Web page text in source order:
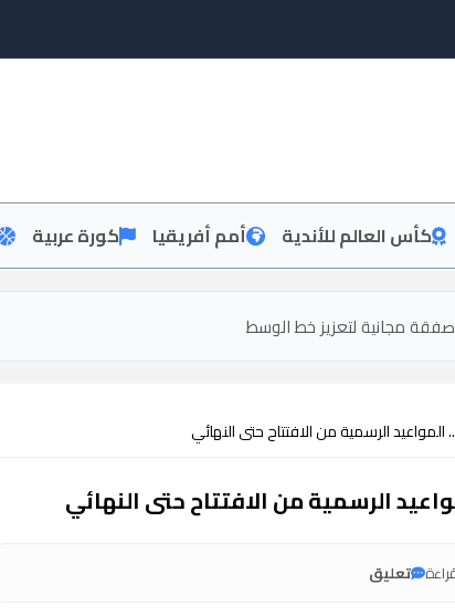
كأس العالم للأندية أمم أفريقيا كورة عربية
مجانية لتعزيز خط الوسط
تعليق